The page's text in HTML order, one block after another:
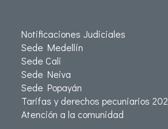
Notificaciones Judiciales
Sede Medellín
Sede Cali
Sede Neiva
Sede Popayán
Tarifas y derechos pecuniarios
Atención a la comunidad